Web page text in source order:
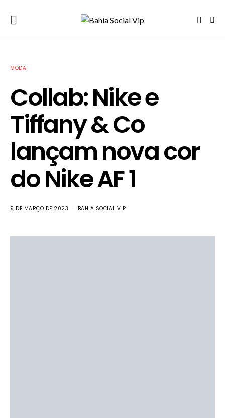
MODA
Collab: Nike e
Tiffany & Co
lançam nova cor
do Nike AF 1
9 DE MARÇO DE 2023 BAHIA SOCIAL VIP